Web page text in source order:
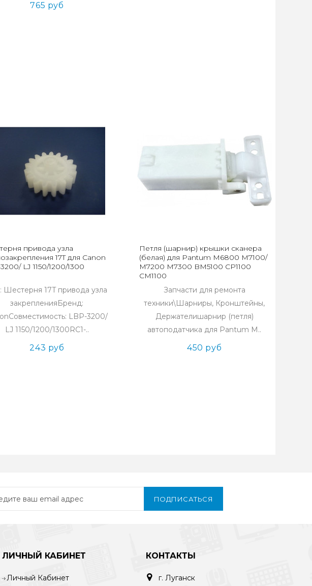
765 руб
привода узла
17T для Сanon
LJ 1150/1200/1300
Шестерня 17T привода узла
закрепленияБренд:
LBP-3200/
LJ 1150/1200/1300RC1-..
243 руб
Петля (шарнир) крышки сканера
(белая) для Pantum M6800 M7100/
M7200 M7300 BM5100 CP1100
CM1100
Запчасти для ремонта
техники\Шарниры, Кронштейны,
Держателишарнир (петля)
автоподатчика для Pantum M..
450 руб
ПОДПИСАТЬСЯ
ЛИЧНЫЙ КАБИНЕТ
Личный Кабинет
КОНТАКТЫ
г. Луганск